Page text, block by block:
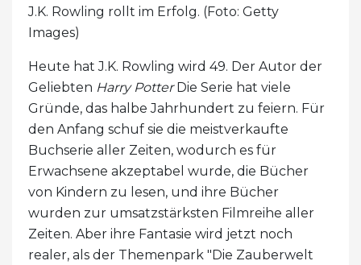
J.K. Rowling rollt im Erfolg. (Foto: Getty
Images)
Heute hat J.K. Rowling wird 49. Der Autor der
Geliebten Harry PotterDie Serie hat viele
Gründe, das halbe Jahrhundert zu feiern. Für
den Anfang schuf sie die meistverkaufte
Buchserie aller Zeiten, wodurch es für
Erwachsene akzeptabel wurde, die Bücher
von Kindern zu lesen, und ihre Bücher
wurden zur umsatzstärksten Filmreihe aller
Zeiten. Aber ihre Fantasie wird jetzt noch
realer, als der Themenpark "Die Zauberwelt